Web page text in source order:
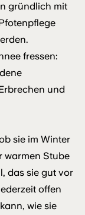
gründlich mit
fressen:
und
sie im Winter
warmen Stube
das sie gut vor
offen
wie sie